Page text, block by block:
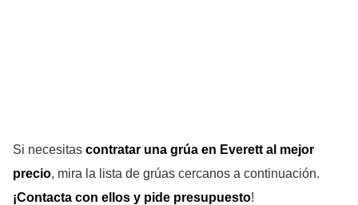
Si necesitas contratar una grúa en Everett al mejor
precio, mira la lista de grúas cercanos a continuación.
¡Contacta con ellos y pide presupuesto!